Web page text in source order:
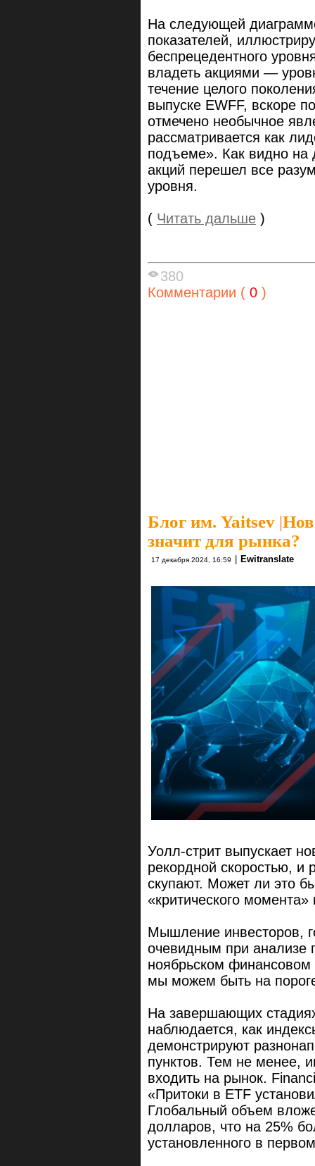
На следующей
показателей,
беспрецедентного
владеть акциями —
течение целого
выпуске EWFF, вскоре
отмечено необычное
рассматривается как
подъеме». Как видно на
акций перешел все
уровня.
( Читать дальше )
380
Комментарии ( 0 )
Блог им. Yaitsev |
значит для рынка?
17 декабря 2024, 16:59 Ewitranslate
Уолл-стрит выпускает
рекордной скоростью, и
скупают. Может ли это
«критического
Мышление инвесторов,
очевидным при анализе
ноябрьском финансовом
мы можем быть на
На завершающих
наблюдается, как
демонстрируют
пунктов. Тем не менее,
входить на рынок.
«Притоки в ETF
Глобальный объем
долларов, что на 25%
установленного в